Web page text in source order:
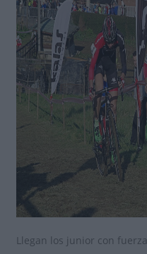
Llegan los junior con fuerza